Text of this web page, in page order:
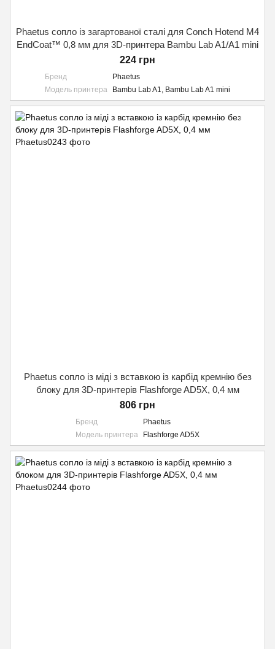
Phaetus сопло із загартованої сталі для Conch Hotend M4
EndCoat™ 0,8 мм для 3D-принтера Bambu Lab A1/A1 mini
224 грн
Бренд
Phaetus
Модель принтера
Bambu Lab A1, Bambu Lab A1 mini
Phaetus сопло із міді з вставкою із карбід кремнію без
блоку для 3D-принтерів Flashforge AD5X, 0,4 мм
806 грн
Бренд
Phaetus
Модель принтера
Flashforge AD5X